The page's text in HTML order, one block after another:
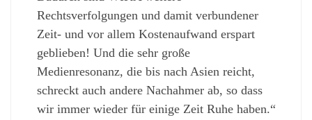
Rechtsverfolgungen und damit verbundener
Zeit- und vor allem Kostenaufwand erspart
geblieben! Und die sehr große
Medienresonanz, die bis nach Asien reicht,
schreckt auch andere Nachahmer ab, so dass
wir immer wieder für einige Zeit Ruhe haben.“